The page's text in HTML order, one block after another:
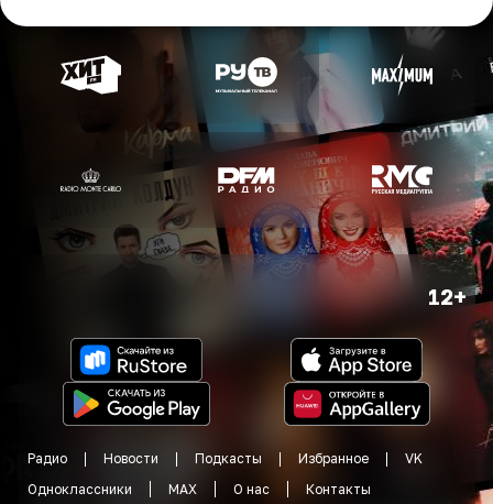
12+
Радио Новости Подкасты Избранное
VK
Одноклассники
MAX О нас Контакты